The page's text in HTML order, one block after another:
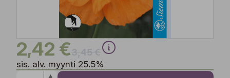
2,42 €
sis. alv. myynti 25.5%